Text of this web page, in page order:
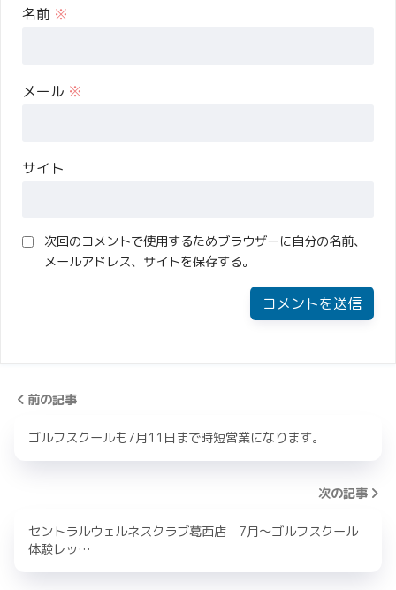
名前 ※
メール ※
サイト
次回のコメントで使用するためブラウザーに自分の名前、
メールアドレス、サイトを保存する。
前の記事
ゴルフスクールも7月11日まで時短営業になります。
次の記事
セントラルウェルネスクラブ葛西店 7月～ゴルフスクール
体験レッ…